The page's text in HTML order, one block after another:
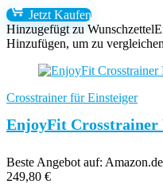
Jetzt Kaufen
Hinzugefügt zu Wunschzettel
Hinzufügen, um zu vergleichen
Crosstrainer für Einsteiger
EnjoyFit Crosstrainer
Beste Angebot auf: Amazon.de
249,80 €